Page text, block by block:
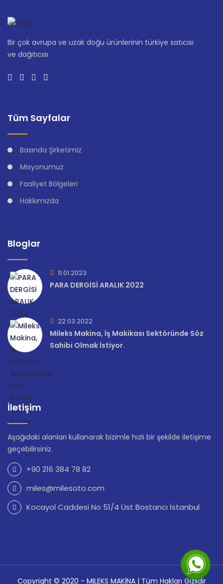
Bir çok avrupa ve uzak doğu ürünlerinin türkiye satıcısı
ve dağıtıcısı
Tüm Sayfalar
Basında Şirketimiz
Misyonumuz
Faaliyet Bölgeleri
Hakkımızda
Bloglar
11.01.2023
PARA DERGİSİ ARALIK 2022
22.03.2022
Mileks Makina, İş Makikası Sektöründe Söz
Sahibi Olmak İstiyor.
İletişim
Aşağıdaki alanları kullanarak bizimle hızlı bir şekilde iletişime
geçebilirsiniz.
+90 216 384 78 82
miles@milesoto.com
Kocayol Caddesi No 51/4 Üst Bostancı İstanbul
Copyright © 2020 - MILEKS MAKİNA | Tüm Hakları Gizlidir